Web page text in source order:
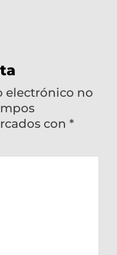
electrónico no
con *